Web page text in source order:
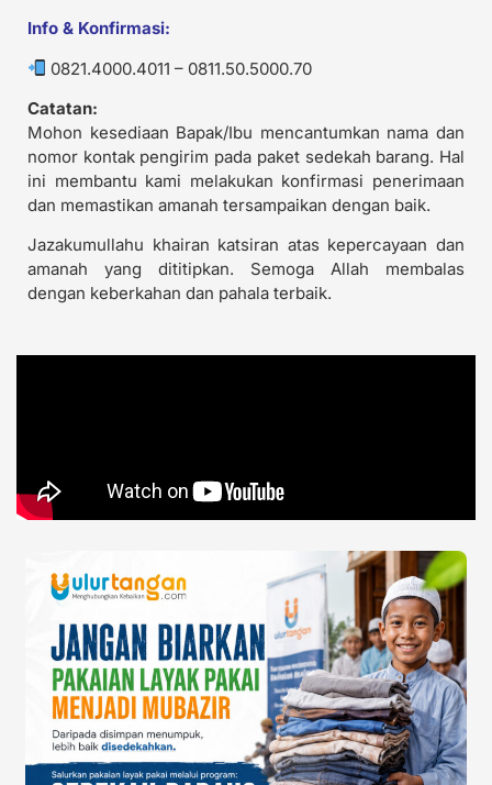
Info & Konfirmasi:
0821.4000.4011 – 0811.50.5000.70
Catatan:
Mohon kesediaan Bapak/Ibu mencantumkan nama dan
nomor kontak pengirim pada paket sedekah barang. Hal
ini membantu kami melakukan konfirmasi penerimaan
dan memastikan amanah tersampaikan dengan baik.
Jazakumullahu khairan katsiran atas kepercayaan dan
amanah yang dititipkan. Semoga Allah membalas
dengan keberkahan dan pahala terbaik.